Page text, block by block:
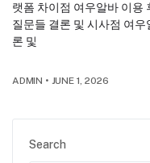
Search
랫폼 차이점 여우알바 이용
질문들 결론 및 시사점 여
론 및
ADMIN • JUNE 1, 2026